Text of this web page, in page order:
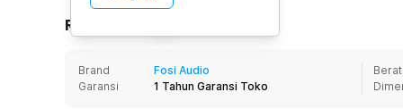
Senin - Jumat
Senin -
Senin -
Rincian Produk
Brand
Fosi Audio
Garansi
1 Tahun Garansi Toko